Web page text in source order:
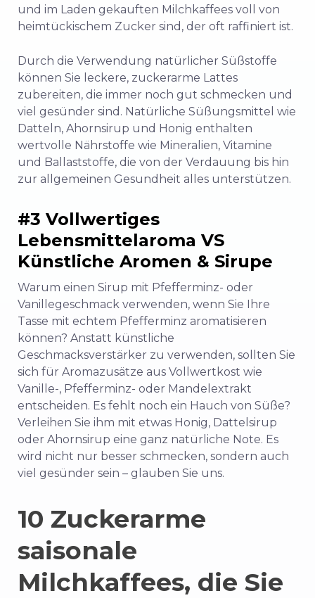
und im Laden gekauften Milchkaffees voll von
heimtückischem Zucker sind, der oft raffiniert ist.
Durch die Verwendung natürlicher Süßstoffe
können Sie leckere, zuckerarme Lattes
zubereiten, die immer noch gut schmecken und
viel gesünder sind. Natürliche Süßungsmittel wie
Datteln, Ahornsirup und Honig enthalten
wertvolle Nährstoffe wie Mineralien, Vitamine
und Ballaststoffe, die von der Verdauung bis hin
zur allgemeinen Gesundheit alles unterstützen.
#3 Vollwertiges
Lebensmittelaroma VS
Künstliche Aromen & Sirupe
Warum einen Sirup mit Pfefferminz- oder
Vanillegeschmack verwenden, wenn Sie Ihre
Tasse mit echtem Pfefferminz aromatisieren
können? Anstatt künstliche
Geschmacksverstärker zu verwenden, sollten Sie
sich für Aromazusätze aus Vollwertkost wie
Vanille-, Pfefferminz- oder Mandelextrakt
entscheiden. Es fehlt noch ein Hauch von Süße?
Verleihen Sie ihm mit etwas Honig, Dattelsirup
oder Ahornsirup eine ganz natürliche Note. Es
wird nicht nur besser schmecken, sondern auch
viel gesünder sein – glauben Sie uns.
10 Zuckerarme
saisonale
Milchkaffees, die Sie